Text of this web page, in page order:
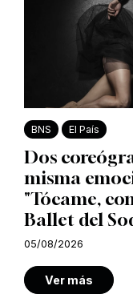
BNS El País
Dos
misma
"Tócame,
Ballet del
05/08/2026
Ver más